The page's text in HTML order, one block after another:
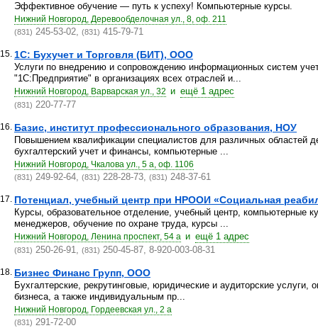
Эффективное обучение — путь к успеху! Компьютерные курсы.
Нижний Новгород, Деревообделочная ул., 8, оф. 211
(831) 245-53-02, (831) 415-79-71
15. 1С: Бухучет и Торговля (БИТ), ООО
Услуги по внедрению и сопровождению информационных систем
"1С:Предприятие" в организациях всех отраслей и...
Нижний Новгород, Варварская ул., 32 и ещё 1 адрес
(831) 220-77-77
16. Базис, институт профессионального образования, НОУ
Повышением квалификации специалистов для различных областей
бухгалтерский учет и финансы, компьютерные ...
Нижний Новгород, Чкалова ул., 5 а, оф. 1106
(831) 249-92-64, (831) 228-28-73, (831) 248-37-61
17. Потенциал, учебный центр при НРООИ «Социальная
Курсы, образовательное отделение, учебный центр, компьютерные
менеджеров, обучение по охране труда, курсы ...
Нижний Новгород, Ленина проспект, 54 а и ещё 1 адрес
(831) 250-26-91, (831) 250-45-87, 8-920-003-08-31
18. Бизнес Финанс Групп, ООО
Бухгалтерские, рекрутинговые, юридические и аудиторские
бизнеса, а также индивидуальным пр...
Нижний Новгород, Гордеевская ул., 2 а
(831) 291-72-00